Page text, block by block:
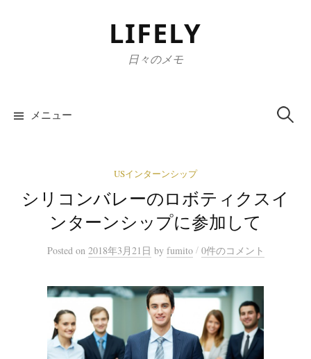
ス
LIFELY
日々のメモ
メニュー 索:
USインターンシップ
シリコンバレーのロボティクスイ
ンターンシップに参加して
Posted on 2018年3月21日 by fumito / 0件のコメント